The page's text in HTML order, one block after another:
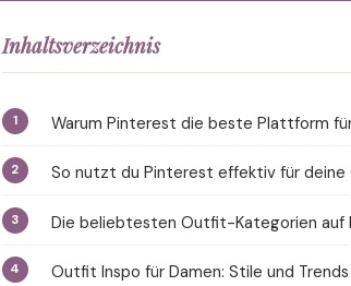
Inhaltsverzeichnis
Warum Pinterest die beste Plattform
So nutzt du Pinterest effektiv für
Die beliebtesten Outfit-Kategorien auf
Outfit Inspo für Damen: Stile und Trends